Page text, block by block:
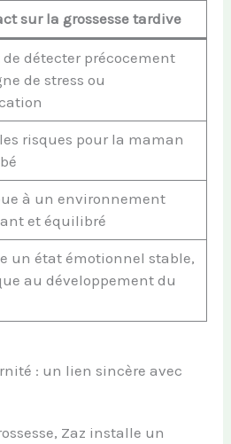
sur la grossesse tardive
de détecter précocement
de stress ou
risques pour la maman
à un environnement
et équilibré
un état émotionnel stable,
au développement du
: un lien sincère avec
Zaz installe un